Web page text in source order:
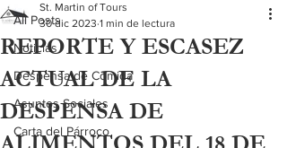
All Posts
Noticias
Despensa de Comida
Asuntos Sociales
Carta del Párroco
REPORTE Y ESCASEZ
ACTUAL DE LA
DESPENSA DE
St. Martin of Tours
30 dic 2023 1 min de lectura